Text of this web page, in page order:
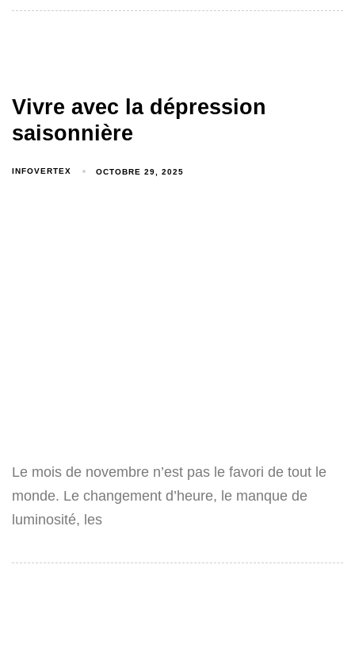
Vivre avec la dépression
saisonnière
INFOVERTEX OCTOBRE 29, 2025
Le mois de novembre n’est pas le favori de tout le
monde. Le changement d’heure, le manque de
luminosité, les